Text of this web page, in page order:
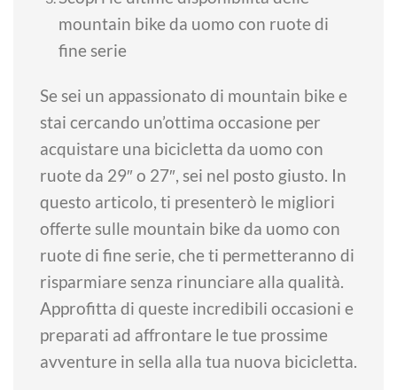
mountain bike da uomo con ruote di
fine serie
Se sei un appassionato di mountain bike e
stai cercando un’ottima occasione per
acquistare una bicicletta da uomo con
ruote da 29″ o 27″, sei nel posto giusto. In
questo articolo, ti presenterò le migliori
offerte sulle mountain bike da uomo con
ruote di fine serie, che ti permetteranno di
risparmiare senza rinunciare alla qualità.
Approfitta di queste incredibili occasioni e
preparati ad affrontare le tue prossime
avventure in sella alla tua nuova bicicletta.